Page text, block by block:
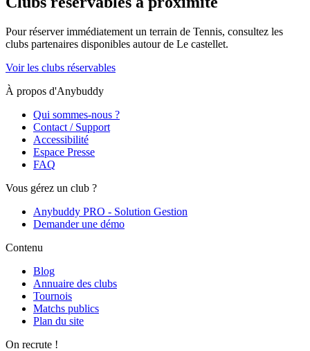
Pour réserver immédiatement un terrain de Tennis, consultez les
clubs partenaires disponibles autour de Le castellet.
Voir les clubs réservables
À propos d'Anybuddy
Qui sommes-nous ?
Contact / Support
Accessibilité
Espace Presse
FAQ
Vous gérez un club ?
Anybuddy PRO - Solution Gestion
Demander une démo
Contenu
Blog
Annuaire des clubs
Tournois
Matchs publics
Plan du site
On recrute !